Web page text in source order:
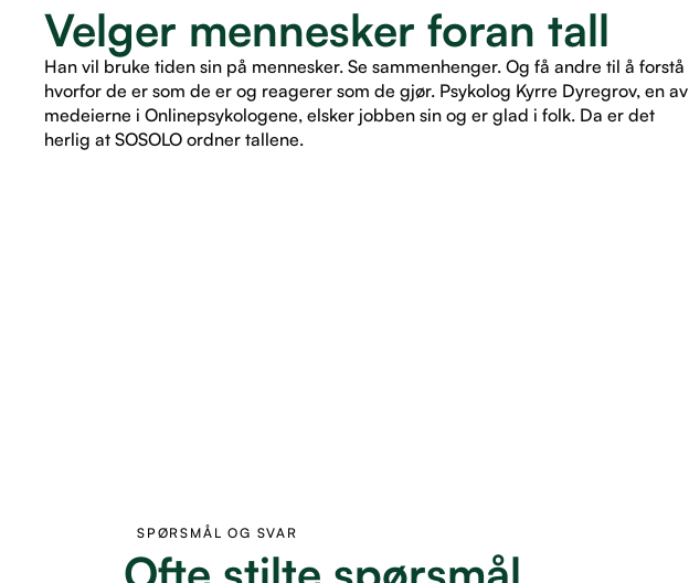
Velger mennesker foran tall
Han vil bruke tiden sin på mennesker. Se sammenhenger. Og få andre til å forstå
hvorfor de er som de er og reagerer som de gjør. Psykolog Kyrre Dyregrov, en av
medeierne i Onlinepsykologene, elsker jobben sin og er glad i folk. Da er det
herlig at SOSOLO ordner tallene.
SPØRSMÅL OG SVAR